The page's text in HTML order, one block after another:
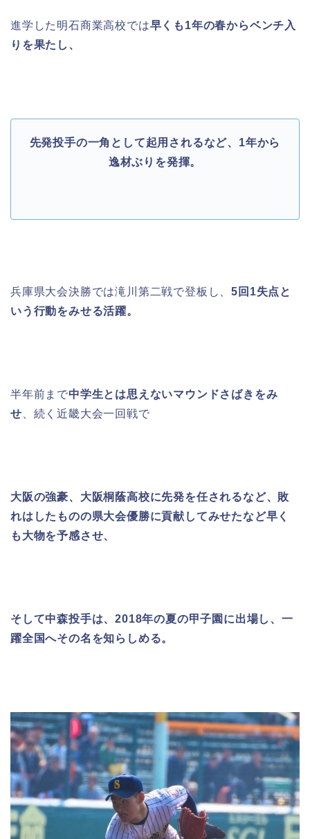
進学した明石商業高校では早くも 1年の春からベンチ入
りを果たし、
先発投手の一角として起用されるなど、1年から
逸材ぶりを発揮。
兵庫県大会決勝では滝川第二戦で登板し、5 回 1失点と
いう行動をみせる活躍。
半年前まで中学生とは思えないマウンドさばきをみ
せ
続く近畿大会一回戦で
大阪の強豪、 大阪桐蔭高校に先発を任されるなど、 敗
れはしたものの県大会優勝に貢献してみせたなど早く
も 大物を予感させ、
そして中森投手は、2018年の夏の甲子園に出場し、一
躍全国へその名を知らしめる。